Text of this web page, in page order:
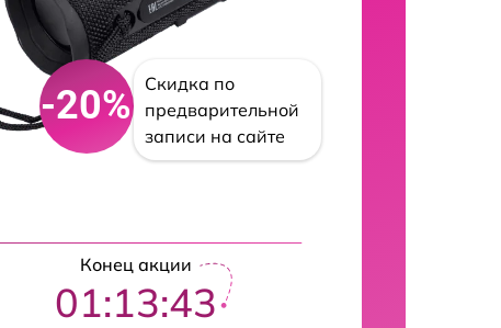
-20%
Скидка по
предварительной
записи на сайте
Конец акции
01:13:42